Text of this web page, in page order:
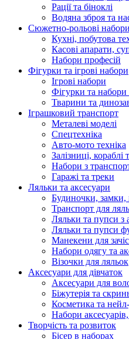
Рації та біноклі
Водяна зброя та
Сюжетно-рольові набори
Кухні, побутова
Касові апарати,
Набори професій
Фігурки та ігрові набори
Ігрові набори
Фігурки та набори
Тварини та
Іграшковий транспорт
Металеві моделі
Спецтехніка
Авто-мото техніка
Залізниці, кораблі
Набори з
Гаражі та треки
Ляльки та аксесуари
Будиночки, замки,
Транспорт для
Ляльки та пупси з
Ляльки та пупси
Манекени для
Набори одягу та
Візочки для ляльок
Аксесуари для дівчаток
Аксесуари для
Біжутерія та
Косметика та
Набори
Творчість та розвиток
Бісер в наборах